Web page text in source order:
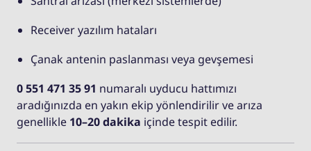
Receiver yazılım hataları
Çanak antenin paslanması veya gevşemesi
0 551 471 35 91 numaralı uyducu hattımızı
aradığınızda en yakın ekip yönlendirilir ve arıza
genellikle 10–20 dakika içinde tespit edilir.